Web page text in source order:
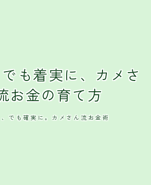
も着実に、カメさ
お金の育て方
でも確実に。カメさん流お金術